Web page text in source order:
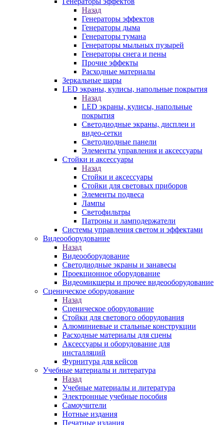
Назад
Генераторы эффектов
Генераторы дыма
Генераторы тумана
Генераторы мыльных пузырей
Генераторы снега и пены
Прочие эффекты
Расходные материалы
Зеркальные шары
LED экраны, кулисы, напольные покрытия
Назад
LED экраны, кулисы, напольные
покрытия
Светодиодные экраны, дисплеи и
видео-сетки
Светодиодные панели
Элементы управления и аксессуары
Стойки и аксессуары
Назад
Стойки и аксессуары
Стойки для световых приборов
Элементы подвеса
Лампы
Светофильтры
Патроны и ламподержатели
Системы управления светом и эффектами
Видеооборудование
Назад
Видеооборудование
Светодиодные экраны и занавесы
Проекционное оборудование
Видеомикшеры и прочее видеооборудование
Сценическое оборудование
Назад
Сценическое оборудование
Стойки для светового оборудования
Алюминиевые и стальные конструкции
Расходные материалы для сцены
Аксессуары и оборудование для
инсталляций
Фурнитура для кейсов
Учебные материалы и литература
Назад
Учебные материалы и литература
Электронные учебные пособия
Самоучители
Нотные издания
Печатные издания